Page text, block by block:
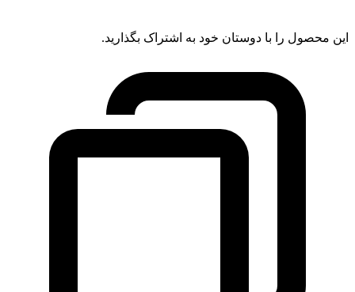
این محصول را با دوستان خود به اشتراک بگذارید.